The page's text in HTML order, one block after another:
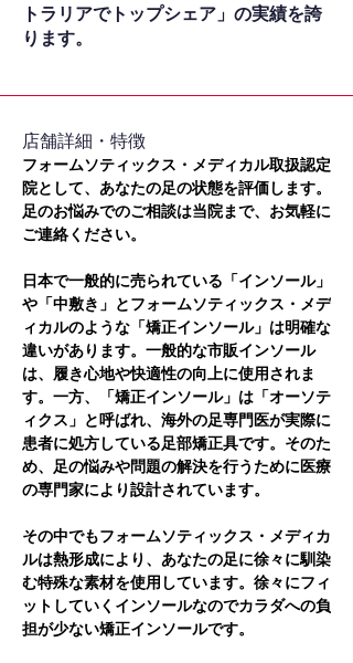
トラリアでトップシェア」の実績を誇
ります。
​店舗詳細・特徴
フォームソティックス・メディカル取扱認定
院として、あなたの足の状態を評価します。
足のお悩みでのご相談は当院まで、お気軽に
ご連絡ください。
日本で一般的に売られている「インソール」
や「中敷き」とフォームソティックス・メデ
ィカルのような「矯正インソール」は明確な
違いがあります。一般的な市販インソール
は、履き心地や快適性の向上に使用されま
す。一方、「矯正インソール」は「オーソテ
ィクス」と呼ばれ、海外の足専門医が実際に
患者に処方している足部矯正具です。そのた
め、足の悩みや問題の解決を行うために医療
の専門家により設計されています。
その中でもフォームソティックス・メディカ
ルは熱形成により、あなたの足に徐々に馴染
む特殊な素材を使用しています。徐々にフィ
ットしていくインソールなのでカラダへの負
担が少ない矯正インソールです。